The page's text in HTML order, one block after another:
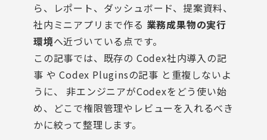
ら、レポート、ダッシュボード、提案資料、
社内ミニアプリまで作る 業務成果物の実行
環境へ近づいている点です。
この記事では、既存の Codex社内導入の記
事 やCodex Pluginsの記事 と重複しないよ
うに、 非エンジニアがCodexをどう使い始
め、どこで権限管理やレビューを入れるべき
かに絞って整理します。